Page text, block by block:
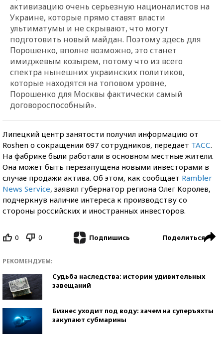
активизацию очень серьезную националистов на
Украине, которые прямо ставят власти
ультиматумы и не скрывают, что могут
подготовить новый майдан. Поэтому здесь для
Порошенко, вполне возможно, это станет
имиджевым козырем, потому что из всего
спектра нынешних украинских политиков,
которые находятся на топовом уровне,
Порошенко для Москвы фактически самый
договороспособный».
Липецкий центр занятости получил информацию от
Roshen о сокращении 697 сотрудников, передает ТАСС.
На фабрике были работали в основном местные жители.
Она может быть перезапущена новыми инвесторами в
случае продажи актива. Об этом, как сообщает Rambler
News Service, заявил губернатор региона Олег Королев,
подчеркнув наличие интереса к производству со
стороны российских и иностранных инвесторов.
0 0 Подпишись Поделиться
РЕКОМЕНДУЕМ:
Судьба наследства: истории удивительных
завещаний
Бизнес уходит под воду: зачем на суперъяхты
закупают субмарины